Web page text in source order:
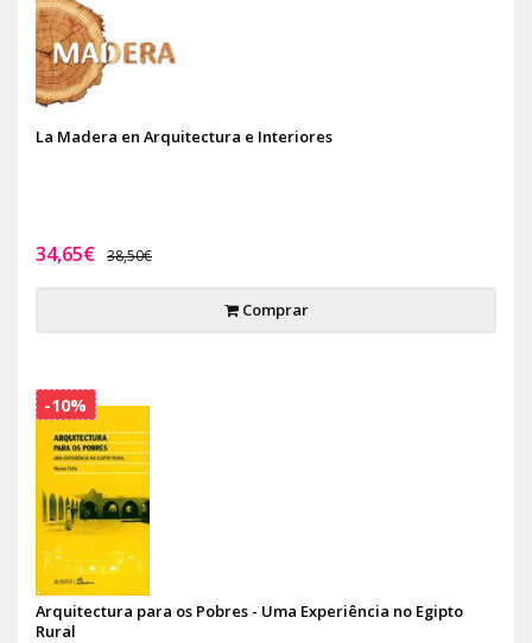
La Madera en Arquitectura e Interiores
34,65€ 38,50€
Comprar
Arquitectura para os Pobres - Uma Experiência no Egipto
Rural
-10%